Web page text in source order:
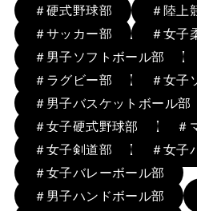
＃硬式野球部
＃陸上
＃サッカー部
＃女子
＃男子ソフトボール部
＃ラグビー部
＃女子
＃男子バスケットボール部
＃女子硬式野球部
＃
＃女子剣道部
＃女子
＃女子バレーボール部
＃男子ハンドボール部